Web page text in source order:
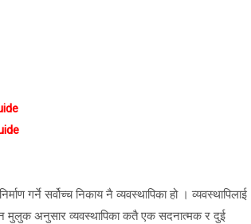
सर्वोच्च निकाय नै व्यवस्थापिका हो । व्यवस्थापिलाई
मुलुक अनुसार व्यवस्थापिका कतै एक सदनात्मक र दुई